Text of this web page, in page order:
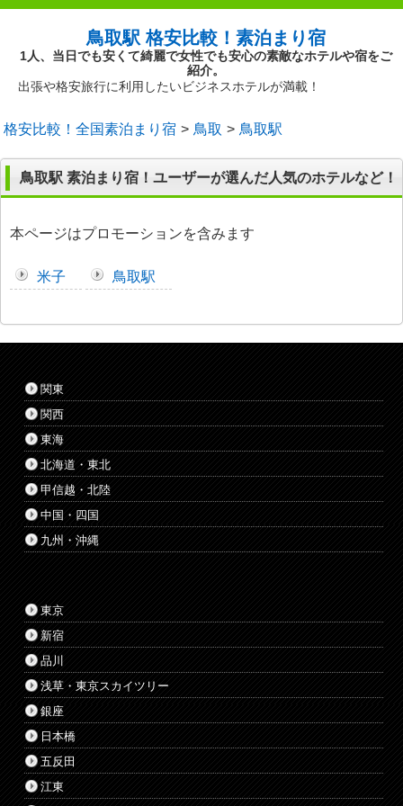
鳥取駅 格安比較！素泊まり宿
1人、当日でも安くて綺麗で女性でも安心の素敵なホテルや宿をご
紹介。
出張や格安旅行に利用したいビジネスホテルが満載！
格安比較！全国素泊まり宿 鳥取 鳥取駅
鳥取駅 素泊まり宿！ユーザーが選んだ人気のホテルなど！
本ページはプロモーションを含みます
米子 鳥取駅
関東
関西
東海
北海道・東北
甲信越・北陸
中国・四国
九州・沖縄
東京
新宿
品川
浅草・東京スカイツリー
銀座
日本橋
五反田
江東